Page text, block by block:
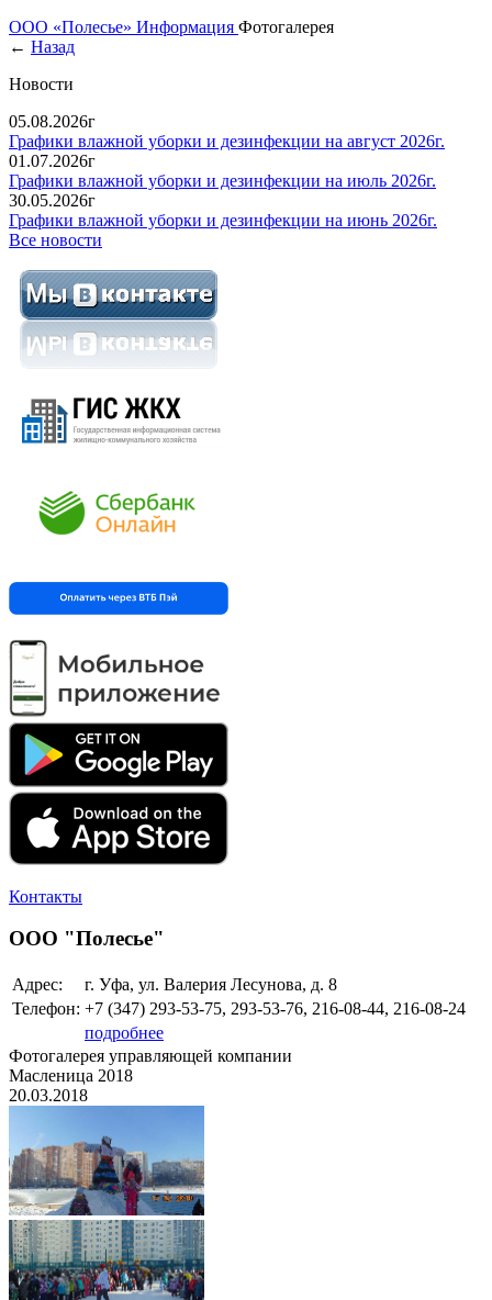
ООО «Полесье» Информация Фотогалерея
← Назад
Новости
05.08.2026г
Графики влажной уборки и дезинфекции на август 2026г.
01.07.2026г
Графики влажной уборки и дезинфекции на июль 2026г.
30.05.2026г
Графики влажной уборки и дезинфекции на июнь 2026г.
Все новости
Контакты
ООО "Полесье"
Адрес:
г. Уфа, ул. Валерия Лесунова, д. 8
Телефон: +7 (347) 293-53-75, 293-53-76, 216-08-44, 216-08-24
подробнее
Фотогалерея управляющей компании
Масленица 2018
20.03.2018